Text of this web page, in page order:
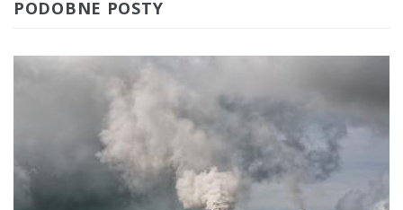
PODOBNE POSTY